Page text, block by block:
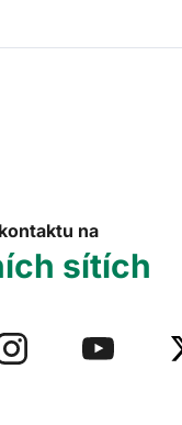
na
sítích